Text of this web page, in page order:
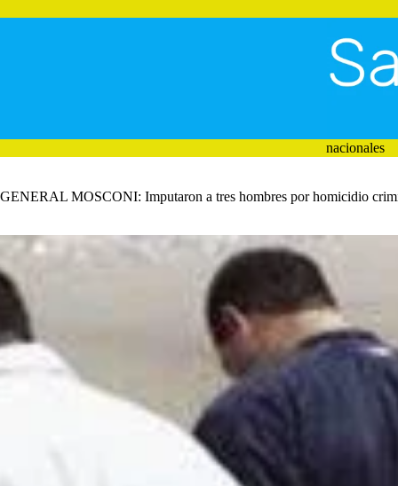
al
nacionales
GENERAL MOSCONI: Imputaron a tres hombres por homicidio